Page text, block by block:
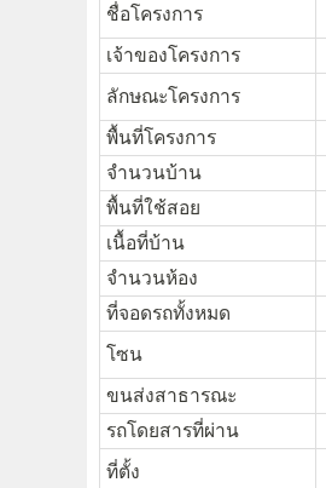
ชื่อโครงการ
เจ้าของโครงการ
ลักษณะโครงการ
พื้นที่โครงการ
จำนวนบ้าน
พื้นที่ใช้สอย
เนื้อที่บ้าน
จำนวนห้อง
ที่จอดรถทั้งหมด
โซน
ขนส่งสาธารณะ
รถโดยสารที่ผ่าน
ที่ตั้ง